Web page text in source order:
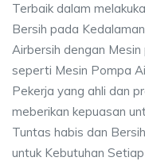
Terbaik dalam
Bersih pada
Airbersih dengan
seperti Mesin Pompa
Pekerja yang ahli dan
meberikan kepuasan
Tuntas habis dan
untuk Kebutuhan